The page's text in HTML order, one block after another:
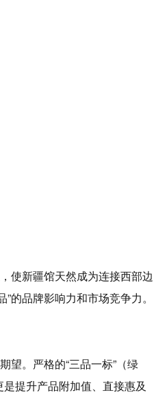
使新疆馆天然成为连接西部边
的品牌影响力和市场竞争力。
望。严格的“三品一标”（绿
提升产品附加值、直接惠及